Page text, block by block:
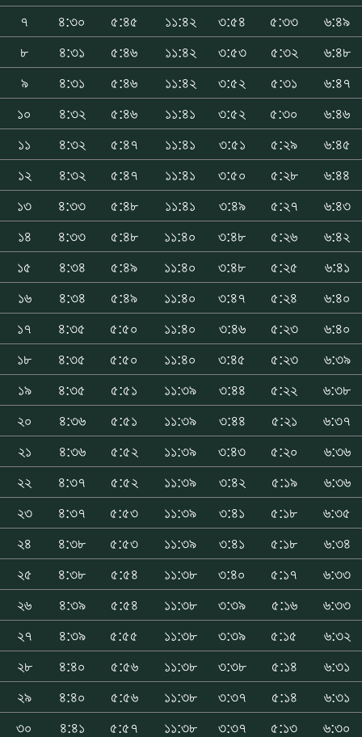
৭
৪:৩০ ৫:৪৫ ১১:৪২ ৩:৫৪ ৫:৩৩
৬:৪৯
৮
৪:৩১ ৫:৪৬ ১১:৪২ ৩:৫৩ ৫:৩২
৬:৪৮
৯
৪:৩১ ৫:৪৬ ১১:৪২ ৩:৫২ ৫:৩১
৬:৪৭
১০
৪:৩২ ৫:৪৬ ১১:৪১ ৩:৫২ ৫:৩০
৬:৪৬
১১
৪:৩২ ৫:৪৭ ১১:৪১ ৩:৫১ ৫:২৯
৬:৪৫
১২
৪:৩২ ৫:৪৭ ১১:৪১ ৩:৫০ ৫:২৮
৬:৪৪
১৩
৪:৩৩ ৫:৪৮ ১১:৪১ ৩:৪৯ ৫:২৭
৬:৪৩
১৪
৪:৩৩ ৫:৪৮ ১১:৪০ ৩:৪৮ ৫:২৬
৬:৪২
১৫
৪:৩৪ ৫:৪৯ ১১:৪০ ৩:৪৮ ৫:২৫
৬:৪১
১৬
৪:৩৪ ৫:৪৯ ১১:৪০ ৩:৪৭ ৫:২৪
৬:৪০
১৭
৪:৩৫ ৫:৫০ ১১:৪০ ৩:৪৬ ৫:২৩
৬:৪০
১৮
৪:৩৫ ৫:৫০ ১১:৪০ ৩:৪৫ ৫:২৩
৬:৩৯
১৯
৪:৩৫ ৫:৫১ ১১:৩৯ ৩:৪৪ ৫:২২
৬:৩৮
২০
৪:৩৬ ৫:৫১ ১১:৩৯ ৩:৪৪ ৫:২১
৬:৩৭
২১
৪:৩৬ ৫:৫২ ১১:৩৯ ৩:৪৩ ৫:২০
৬:৩৬
২২
৪:৩৭ ৫:৫২ ১১:৩৯ ৩:৪২ ৫:১৯
৬:৩৬
২৩
৪:৩৭ ৫:৫৩ ১১:৩৯ ৩:৪১ ৫:১৮
৬:৩৫
২৪
৪:৩৮ ৫:৫৩ ১১:৩৯ ৩:৪১ ৫:১৮
৬:৩৪
২৫
৪:৩৮ ৫:৫৪ ১১:৩৮ ৩:৪০ ৫:১৭
৬:৩৩
২৬
৪:৩৯ ৫:৫৪ ১১:৩৮ ৩:৩৯ ৫:১৬
৬:৩৩
২৭
৪:৩৯ ৫:৫৫ ১১:৩৮ ৩:৩৯ ৫:১৫
৬:৩২
২৮
৪:৪০ ৫:৫৬ ১১:৩৮ ৩:৩৮ ৫:১৪
৬:৩১
২৯
৪:৪০ ৫:৫৬ ১১:৩৮ ৩:৩৭ ৫:১৪
৬:৩১
৩০
৪:৪১ ৫:৫৭ ১১:৩৮ ৩:৩৭ ৫:১৩
৬:৩০